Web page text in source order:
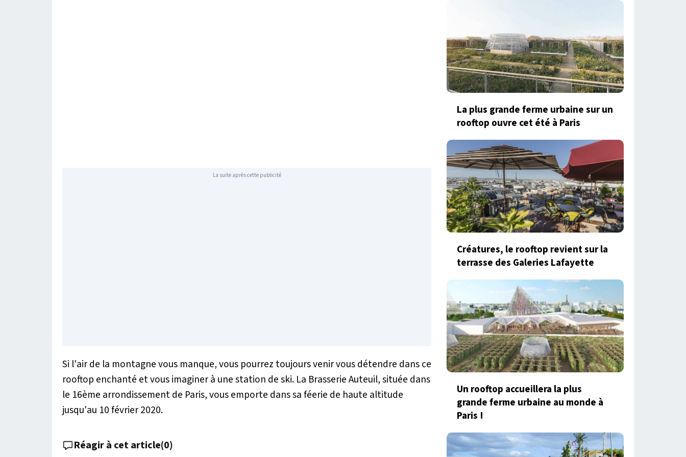
La suite après cette publicité
Si l'air de la montagne vous manque, vous pourrez toujours venir vous détendre dans ce
rooftop enchanté et vous imaginer à une station de ski. La Brasserie Auteuil, située dans
le 16ème arrondissement de Paris, vous emporte dans sa féerie de haute altitude
jusqu'au 10 février 2020.
Réagir à cet article(0)
La plus grande ferme urbaine sur un
rooftop ouvre cet été à Paris
Créatures, le rooftop revient sur la
terrasse des Galeries Lafayette
Un rooftop accueillera la plus
grande ferme urbaine au monde à
Paris !